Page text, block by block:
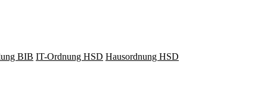
BIB IT-Ordnung HSD Hausordnung HSD